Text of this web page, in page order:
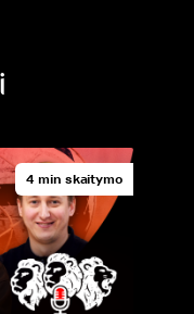
4 min skaitymo